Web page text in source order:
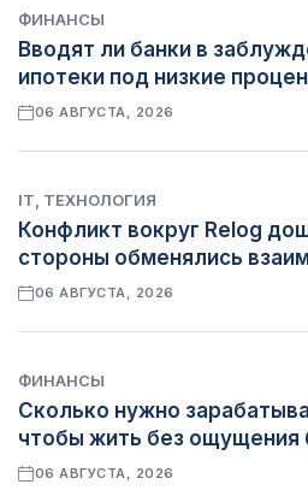
ФИНАНСЫ
Вводят ли банки в
ипотеки под низкие
06 АВГУСТА, 2026
IT, ТЕХНОЛОГИЯ
Конфликт вокруг Relog
стороны обменялись
06 АВГУСТА, 2026
ФИНАНСЫ
Сколько нужно
чтобы жить без ощущения
06 АВГУСТА, 2026